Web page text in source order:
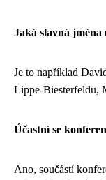
Jaká slavná
Je to například
Lippe-Biesterfeldu,
Účastní se
Ano, součástí